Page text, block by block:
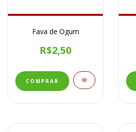
Fava de Ogum
R$2,50